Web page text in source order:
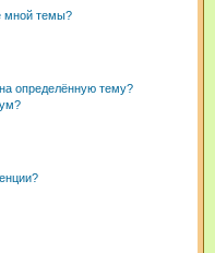
мной темы?
определённую тему?